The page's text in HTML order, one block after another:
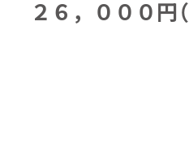
２６，０００円